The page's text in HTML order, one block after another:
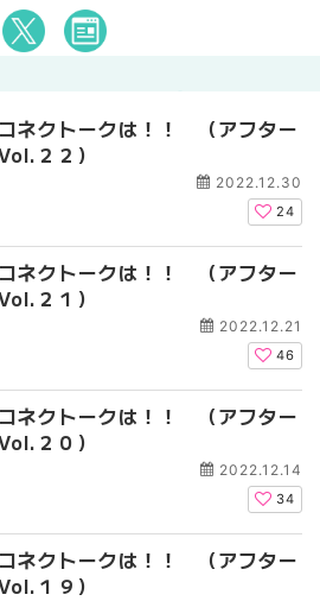
ネクトークは！！ （アフター
２２）
2022.12.30
24
ネクトークは！！ （アフター
２１）
2022.12.21
46
ネクトークは！！ （アフター
２０）
2022.12.14
34
ネクトークは！！ （アフター
１９）